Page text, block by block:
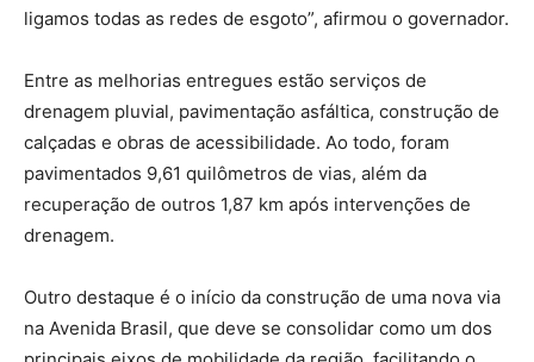
ligamos todas as redes de esgoto”, afirmou o governador.
Entre as melhorias entregues estão serviços de
drenagem pluvial, pavimentação asfáltica, construção de
calçadas e obras de acessibilidade. Ao todo, foram
pavimentados 9,61 quilômetros de vias, além da
recuperação de outros 1,87 km após intervenções de
drenagem.
Outro destaque é o início da construção de uma nova via
na Avenida Brasil, que deve se consolidar como um dos